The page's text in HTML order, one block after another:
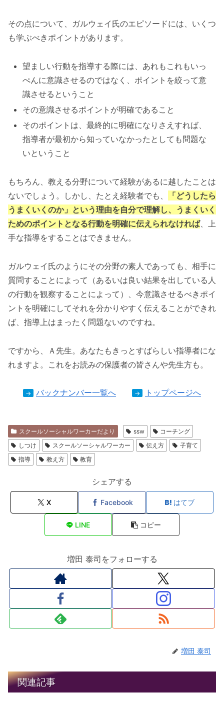
その点について、ガルウェイ氏のエピソードには、いくつ
も学ぶべきポイントがあります。
望ましい行動を指導する際には、あれもこれもいっ
ぺんに意識させるのではなく、ポイントを絞って意
識させるということ
その意識させるポイントが明確であること
そのポイントは、最終的に明確になりさえすれば、
指導者が最初から知っていなかったとしても問題な
いということ
もちろん、教える分野について経験があるに越したことは
ないでしょう。しかし、たとえ経験者でも、
「どうしたら
うまくいくのか」という理由を自分で理解し、うまくいく
ためのポイントとなる行動を明確に伝えられなければ、上
手な指導をすることはできません。
ガルウェイ氏のようにその分野の素人であっても、相手に
質問することによって（あるいは良い結果を出している人
の行動を観察することによって）、今意識させるべきポイ
ントを明確にしてそれを分かりやすく伝えることができれ
ば、指導上はまったく問題ないのですね。
ですから、Ａ先生。あなたもきっとすばらしい指導者にな
れますよ。これをお読みの保護者の皆さんや先生方も。
→ バックナンバー一覧へ → トップページへ
スクールソーシャルワーカーだより ssw
コーチング
しつけ
スクールソーシャルワーカー 伝え方
子育て
指導
教え方 教育
シェアする
X Facebook はてブ
LINE コピー
増田 泰司をフォローする
増田 泰司
関連記事